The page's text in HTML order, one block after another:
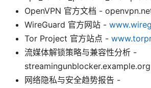
OpenVPN 官方文档 -
WireGuard 官方网站 -
Tor Project 官方站点 -
流媒体解锁策略与兼容性分析 -
streamingunblocker.example.org
网络隐私与安全趋势报告 -